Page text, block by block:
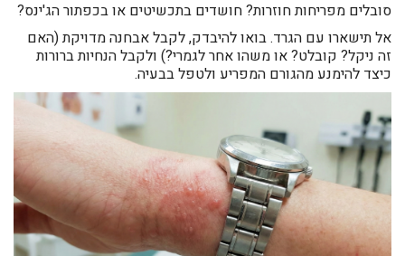
סובלים מפריחות חוזרות? חושדים בתכשיטים או בכפתור הג'ינס?
אל תישארו עם הגרד. בואו להיבדק, לקבל אבחנה מדויקת (האם
זה ניקל? קובלט? או משהו אחר לגמרי?) ולקבל הנחיות ברורות
כיצד להימנע מהגורם המפריע ולטפל בבעיה.